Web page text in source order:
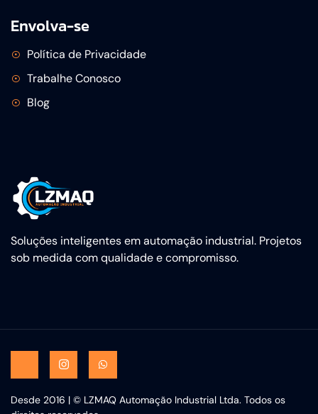
Soluções inteligentes em automação industrial. Projetos
sob medida com qualidade e compromisso.
Envolva-se
Política de Privacidade
Trabalhe Conosco
Blog
Desde 2016 | © LZMAQ Automação Industrial Ltda. Todos os